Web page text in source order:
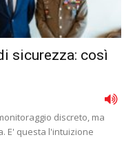
sicurezza: così
discreto, ma
E' questa l'intuizione